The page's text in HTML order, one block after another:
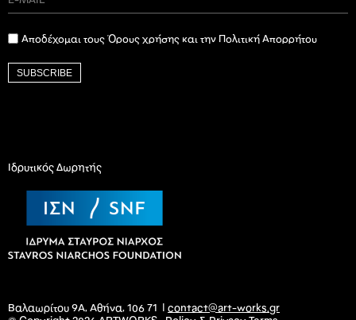
Αποδέχομαι τους Όρους χρήσης και την Πολιτική Απορρήτου
SUBSCRIBE
Ιδρυτικός Δωρητής
Βαλαωρίτου 9Α, Αθήνα, 106 71 | contact@art-works.gr